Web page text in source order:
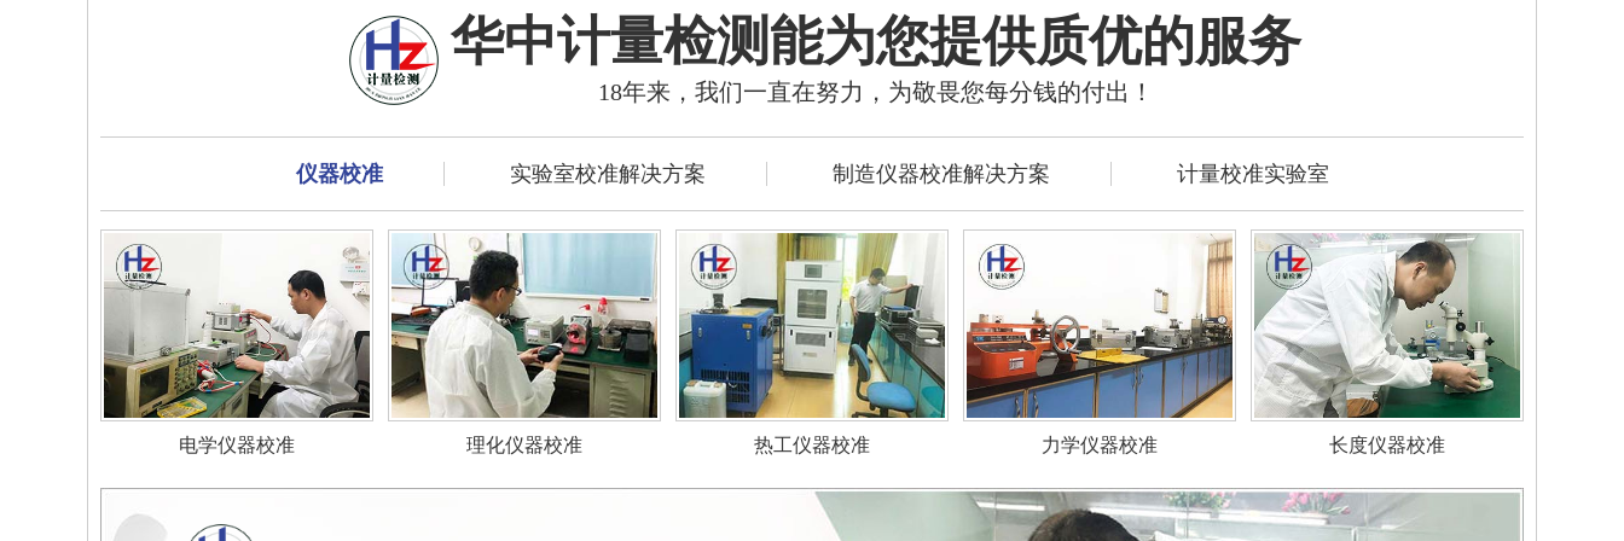
华中计量检测能为您提供质优的服务
18年来，我们一直在努力，为敬畏您每分钱的付出！
仪器校准 实验室校准解决方案 制造仪器校准解决方案 计量校准实验室
电学仪器校准 理化仪器校准 热工仪器校准 力学仪器校准 长度仪器校准